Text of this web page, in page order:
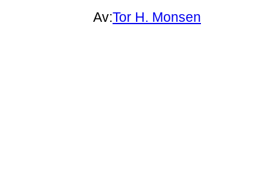
Av:Tor H. Monsen